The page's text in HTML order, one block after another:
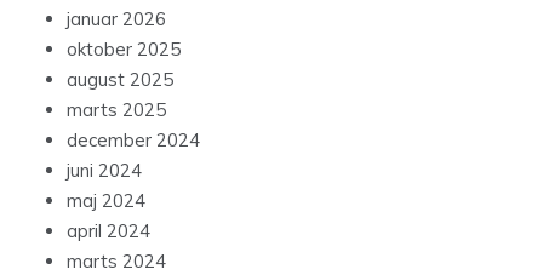
januar 2026
oktober 2025
august 2025
marts 2025
december 2024
juni 2024
maj 2024
april 2024
marts 2024